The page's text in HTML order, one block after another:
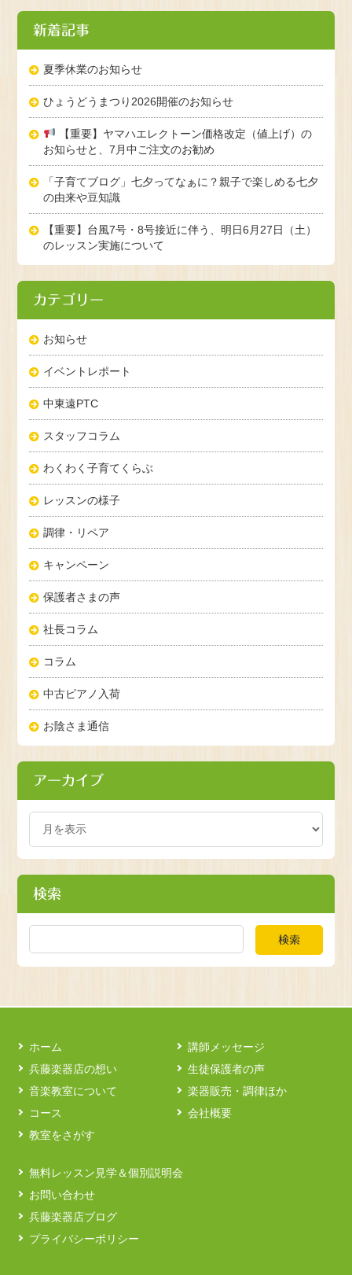
新着記事
夏季休業のお知らせ
ひょうどうまつり2026開催のお知らせ
【重要】ヤマハエレクトーン価格改定（値上げ）の
お知らせと、7月中ご注文のお勧め
「子育てブログ」七夕ってなぁに？親子で楽しめる七夕
の由来や豆知識
【重要】台風7号・8号接近に伴う、明日6月27日（土）
のレッスン実施について
カテゴリー
お知らせ
イベントレポート
中東遠PTC
スタッフコラム
わくわく子育てくらぶ
レッスンの様子
調律・リペア
キャンペーン
保護者さまの声
社長コラム
コラム
中古ピアノ入荷
お陰さま通信
アーカイブ
検索
検索
ホーム
兵藤楽器店の想い
音楽教室について
コース
教室をさがす
講師メッセージ
生徒保護者の声
楽器販売・調律ほか
会社概要
無料レッスン見学＆個別説明会
お問い合わせ
兵藤楽器店ブログ
プライバシーポリシー